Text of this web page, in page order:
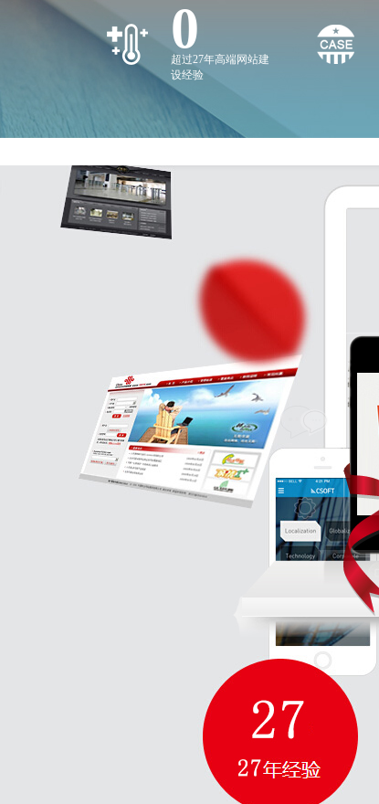
0
超过27年高端网站建
设经验